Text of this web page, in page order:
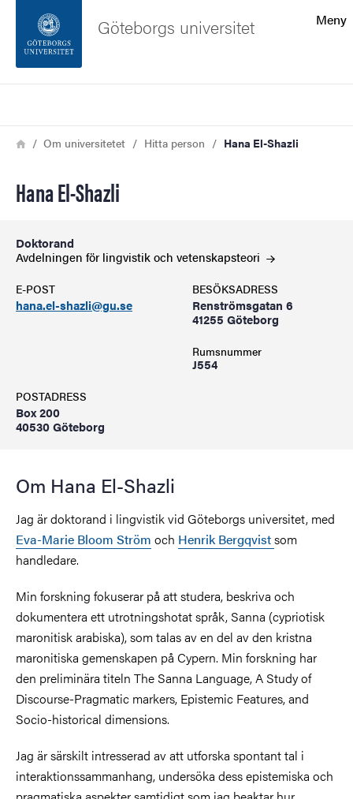
Sidfoten
Meny
Göteborgs universitet
Länkstig
HemOm universitetet Hitta person Hana El-Shazli
Hana El-Shazli
Doktorand
Avdelningen för lingvistik och vetenskapsteori
E-POST
hana.el-shazli@gu.se
BESÖKSADRESS
Renströmsgatan 6
41255 Göteborg
Rumsnummer
J554
POSTADRESS
Box 200
40530 Göteborg
Om Hana El-Shazli
Jag är doktorand i lingvistik vid Göteborgs universitet, med
Eva-Marie Bloom Ström och Henrik Bergqvistsom
handledare.
Min forskning fokuserar på att studera, beskriva och
dokumentera ett utrotningshotat språk, Sanna (cypriotisk
maronitisk arabiska), som talas av en del av den kristna
maronitiska gemenskapen på Cypern. Min forskning har
den preliminära titeln The Sanna Language, A Study of
Discourse-Pragmatic markers, Epistemic Features, and
Socio-historical dimensions.
Jag är särskilt intresserad av att utforska spontant tal i
interaktionssammanhang, undersöka dess epistemiska och